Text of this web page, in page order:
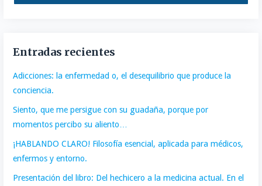
Entradas recientes
Adicciones: la enfermedad o, el desequilibrio que produce la
conciencia.
Siento, que me persigue con su guadaña, porque por
momentos percibo su aliento…
¡HABLANDO CLARO! Filosofía esencial, aplicada para médicos,
enfermos y entorno.
Presentación del libro: Del hechicero a la medicina actual. En el